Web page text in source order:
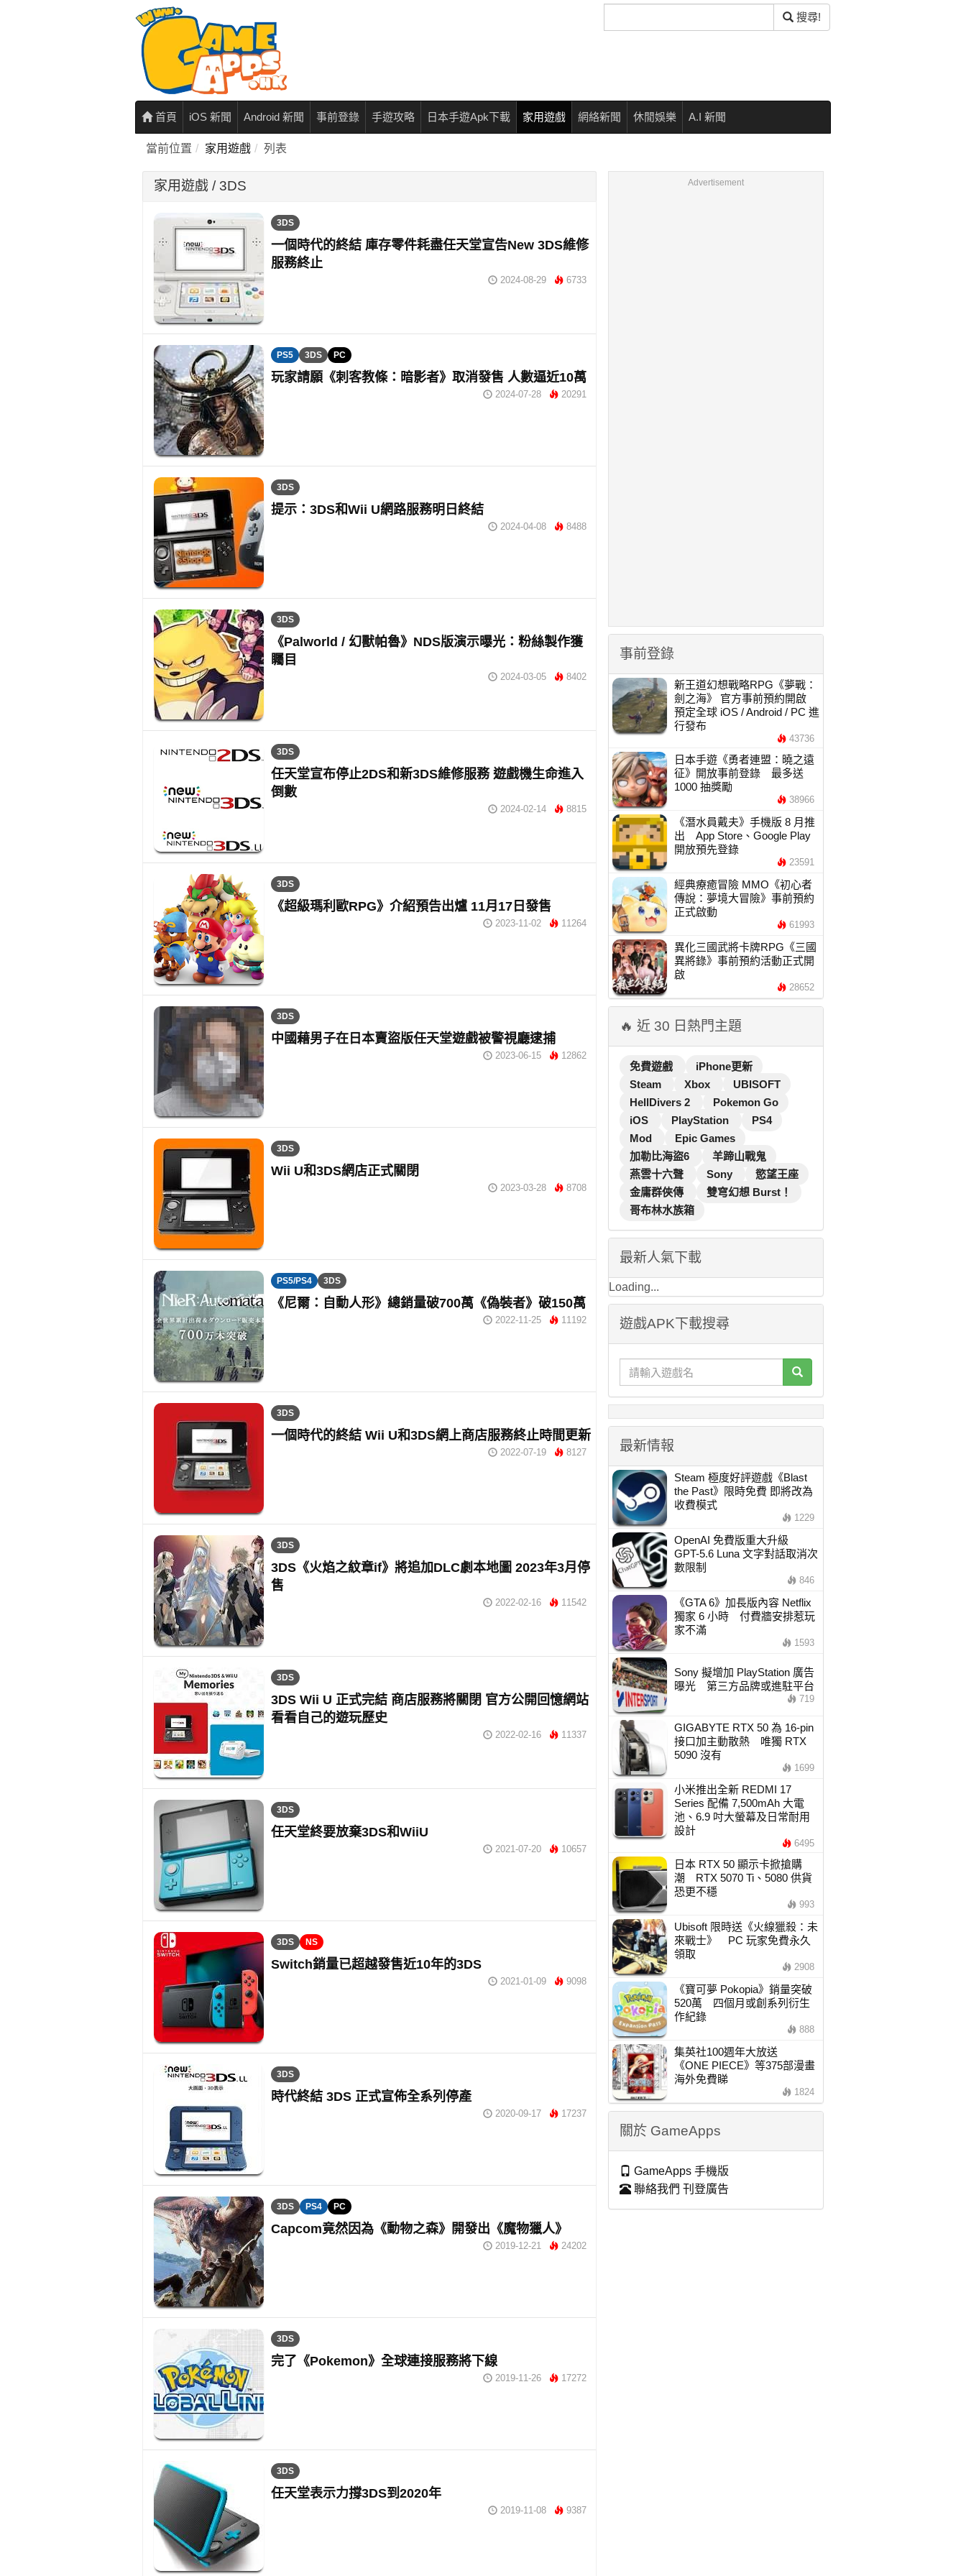
尋
搜尋!
首頁 iOS 新聞 Android 新聞 事前登錄 手遊攻略 日本手遊Apk下載 家用遊戲 網絡新聞 休閒娛樂 A.I 新聞
當前位置 家用遊戲 列表
家用遊戲 / 3DS
3DS
一個時代的終結 庫存零件耗盡任天堂宣告New 3DS維修
服務終止
2024-08-29 6733
PS5 3DS PC
玩家請願《刺客教條：暗影者》取消發售 人數逼近10萬
2024-07-28 20291
3DS
提示：3DS和Wii U網路服務明日終結
2024-04-08 8488
3DS
《Palworld / 幻獸帕魯》NDS版演示曝光：粉絲製作獲
矚目
2024-03-05 8402
3DS
任天堂宣布停止2DS和新3DS維修服務 遊戲機生命進入
倒數
2024-02-14 8815
3DS
《超級瑪利歐RPG》介紹預告出爐 11月17日發售
2023-11-02 11264
3DS
中國藉男子在日本賣盜版任天堂遊戲被警視廳逮捕
2023-06-15 12862
3DS
Wii U和3DS網店正式關閉
2023-03-28 8708
PS5/PS4 3DS
《尼爾：自動人形》總銷量破700萬《偽裝者》破150萬
2022-11-25 11192
3DS
一個時代的終結 Wii U和3DS網上商店服務終止時間更新
2022-07-19 8127
3DS
3DS《火焰之紋章if》將追加DLC劇本地圖 2023年3月停
售
2022-02-16 11542
3DS
3DS Wii U 正式完結 商店服務將關閉 官方公開回憶網站
看看自己的遊玩歷史
2022-02-16 11337
3DS
任天堂終要放棄3DS和WiiU
2021-07-20 10657
3DS NS
Switch銷量已超越發售近10年的3DS
2021-01-09 9098
3DS
時代終結 3DS 正式宣佈全系列停產
2020-09-17 17237
3DS PS4 PC
Capcom竟然因為《動物之森》開發出《魔物獵人》
2019-12-21 24202
3DS
完了《Pokemon》全球連接服務將下線
2019-11-26 17272
3DS
任天堂表示力撐3DS到2020年
2019-11-08 9387
Advertisement
事前登錄
新王道幻想戰略RPG《夢戰：
劍之海》 官方事前預約開啟
預定全球 iOS / Android / PC 進
行發布
43736
日本手遊《勇者連盟：曉之遠
征》開放事前登錄 最多送
1000 抽獎勵
38966
《潛水員戴夫》手機版 8 月推
出 App Store、Google Play
開放預先登錄
23591
經典療癒冒險 MMO《初心者
傳說：夢境大冒險》事前預約
正式啟動
61993
異化三國武將卡牌RPG《三國
異將錄》事前預約活動正式開
啟
28652
🔥 近 30 日熱門主題
免費遊戲
iPhone更新
Steam
Xbox
UBISOFT
HellDivers 2
Pokemon Go
iOS
PlayStation
PS4
Mod
Epic Games
加勒比海盜6
羊蹄山戰鬼
燕雲十六聲
Sony
慾望王座
金庸群俠傳
雙穹幻想 Burst！
哥布林水族箱
最新人氣下載
Loading...
遊戲APK下載搜尋
最新情報
Steam 極度好評遊戲《Blast
the Past》限時免費 即將改為
收費模式
1229
OpenAI 免費版重大升級
GPT-5.6 Luna 文字對話取消次
數限制
846
《GTA 6》加長版內容 Netflix
獨家 6 小時 付費牆安排惹玩
家不滿
1593
Sony 擬增加 PlayStation 廣告
曝光 第三方品牌或進駐平台
719
GIGABYTE RTX 50 為 16-pin
接口加主動散熱 唯獨 RTX
5090 沒有
1699
小米推出全新 REDMI 17
Series 配備 7,500mAh 大電
池、6.9 吋大螢幕及日常耐用
設計
6495
日本 RTX 50 顯示卡掀搶購
潮 RTX 5070 Ti、5080 供貨
恐更不穩
993
Ubisoft 限時送《火線獵殺：未
來戰士》 PC 玩家免費永久
領取
2908
《寶可夢 Pokopia》銷量突破
520萬 四個月或創系列衍生
作紀錄
888
集英社100週年大放送
《ONE PIECE》等375部漫畫
海外免費睇
1824
關於 GameApps
GameApps 手機版
聯絡我們 刊登廣告